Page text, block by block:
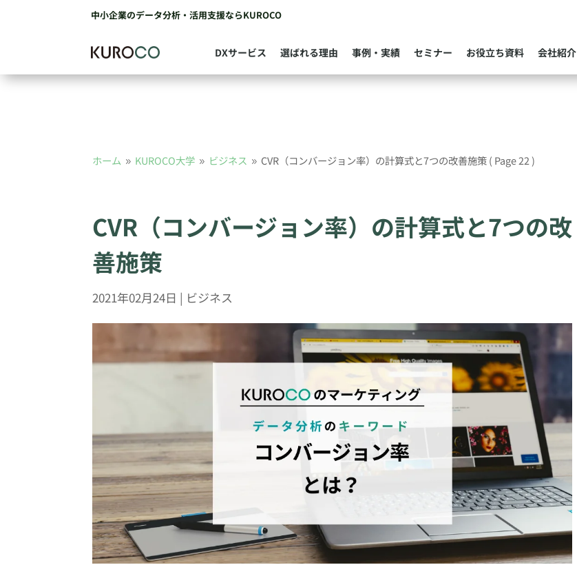
中小企業のデータ分析・活用支援ならKUROCO
DXサービス 選ばれる理由 事例・実績 セミナー お役立ち資料 会社紹介
ホーム 9 KUROCO大学 9 ビジネス 9 CVR（コンバージョン率）の計算式と7つの改善施策( Page 22 )
CVR（コンバージョン率）の計算式と7つの改
善施策
2021年02月24日 | ビジネス